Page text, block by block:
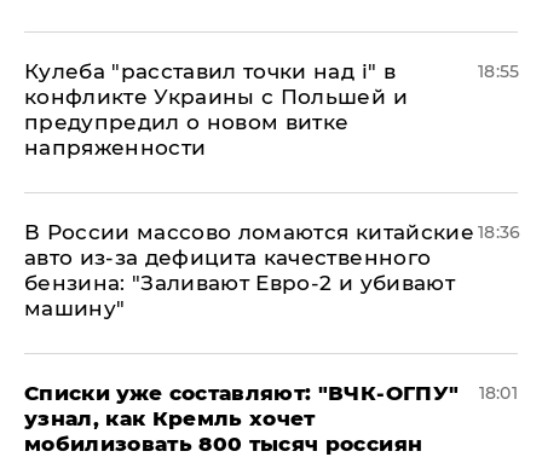
Кулеба "расставил точки над і" в
конфликте Украины с Польшей и
предупредил о новом витке
напряженности
18:55
В России массово ломаются китайские
авто из-за дефицита качественного
бензина: "Заливают Евро-2 и убивают
машину"
18:36
Списки уже составляют: "ВЧК-ОГПУ"
узнал, как Кремль хочет
мобилизовать 800 тысяч россиян
18:01